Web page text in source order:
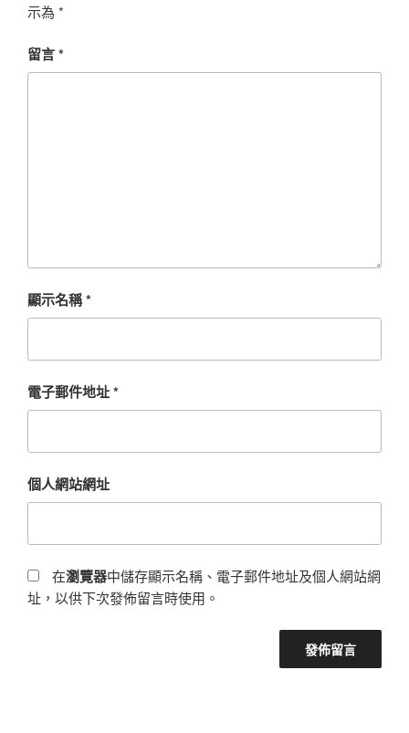
示為 *
留言*
顯示名稱*
電子郵件地址*
個人網站網址
在瀏覽器中儲存顯示名稱、電子郵件地址及個人網站網
址，以供下次發佈留言時使用。